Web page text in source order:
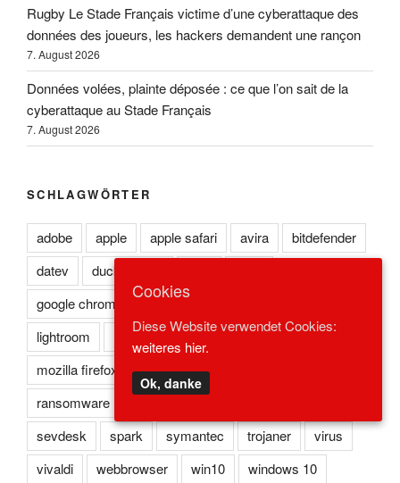
Rugby Le Stade Français victime d’une cyberattaque des
données des joueurs, les hackers demandent une rançon
7. August 2026
Données volées, plainte déposée : ce que l’on sait de la
cyberattaque au Stade Français
7. August 2026
SCHLAGWÖRTER
adobe apple apple safari avira
bitdefender
datev
duckduckgo
google chrome
kaspersky
lightroom
microsoft edge
microsoft ie
mozilla firefox
norton opera
ransomware
sevdesk
spark symantec trojaner
virus
vivaldi
webbrowser win10 windows 10
Cookies
Diese Website verwendet Cookies:
weiteres hier.
Ok, danke